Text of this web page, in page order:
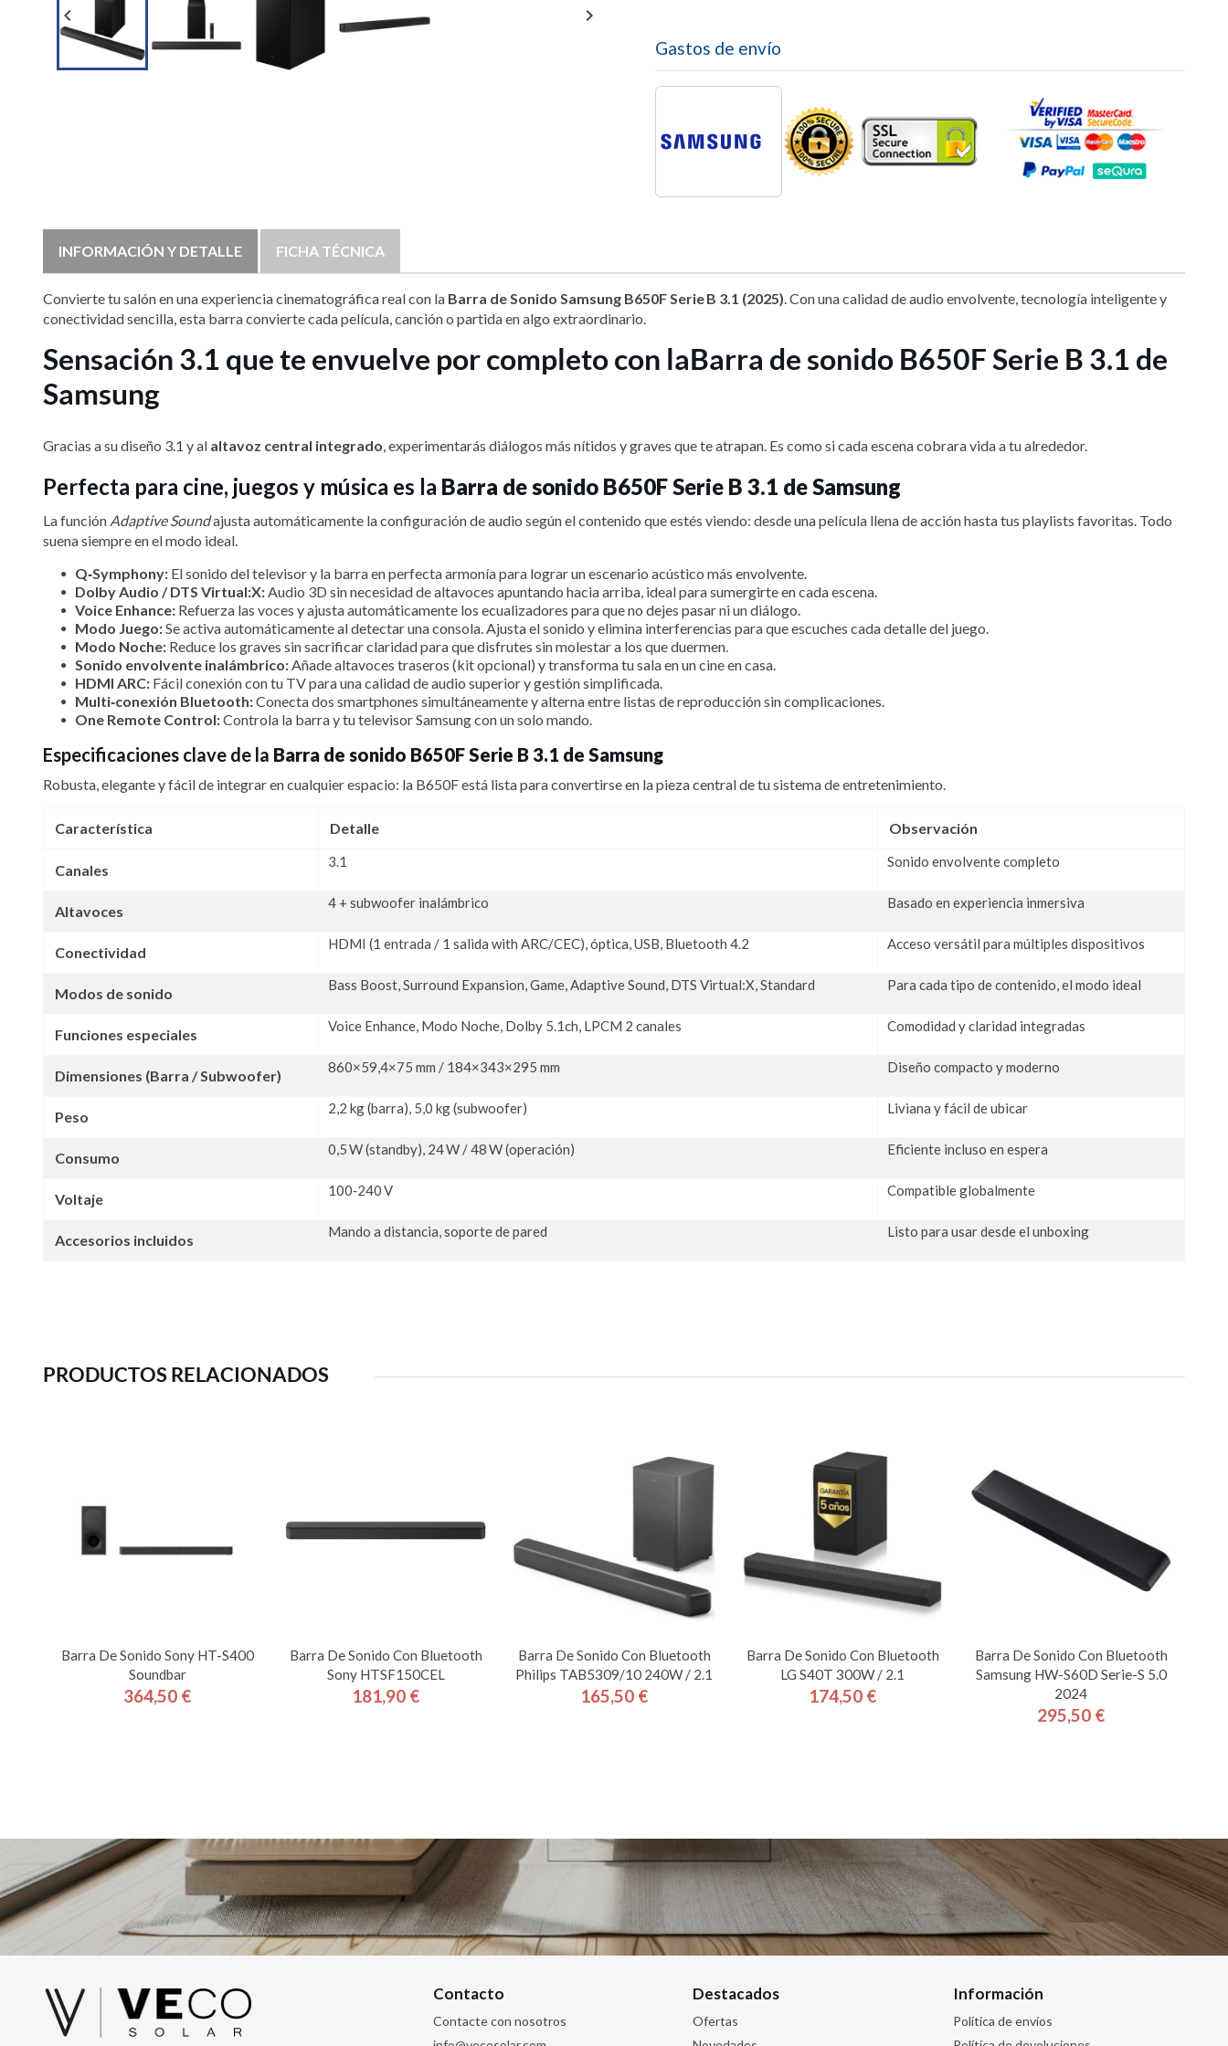
 
Gastos de envío
INFORMACIÓN Y DETALLE FICHA TÉCNICA
Convierte tu salón en una experiencia cinematográfica real con la Barra de Sonido Samsung B650F Serie B 3.1 (2025) . Con una calidad de audio envolvente, tecnología inteligente y
conectividad sencilla, esta barra convierte cada película, canción o partida en algo extraordinario.
Sensación 3.1 que te envuelve por completo con laBarra de sonido B650F Serie B 3.1 de
Samsung
Gracias a su diseño 3.1 y al altavoz central integrado, experimentarás diálogos más nítidos y graves que te atrapan. Es como si cada escena cobrara vida a tu alrededor.
Perfecta para cine, juegos y música es la Barra de sonido B650F Serie B 3.1 de Samsung
La función Adaptive Soundajusta automáticamente la configuración de audio según el contenido que estés viendo: desde una película llena de acción hasta tus playlists favoritas. Todo
suena siempre en el modo ideal.
Q‑Symphony: El sonido del televisor y la barra en perfecta armonía para lograr un escenario acústico más envolvente.
Dolby Audio / DTS Virtual:X: Audio 3D sin necesidad de altavoces apuntando hacia arriba, ideal para sumergirte en cada escena.
Voice Enhance: Refuerza las voces y ajusta automáticamente los ecualizadores para que no dejes pasar ni un diálogo.
Modo Juego:Se activa automáticamente al detectar una consola. Ajusta el sonido y elimina interferencias para que escuches cada detalle del juego.
Modo Noche: Reduce los graves sin sacrificar claridad para que disfrutes sin molestar a los que duermen.
Sonido envolvente inalámbrico: Añade altavoces traseros (kit opcional) y transforma tu sala en un cine en casa.
HDMI ARC: Fácil conexión con tu TV para una calidad de audio superior y gestión simplificada.
Multi‑conexión Bluetooth:Conecta dos smartphones simultáneamente y alterna entre listas de reproducción sin complicaciones.
One Remote Control:Controla la barra y tu televisor Samsung con un solo mando.
Especificaciones clave de la Barra de sonido B650F Serie B 3.1 de Samsung
Robusta, elegante y fácil de integrar en cualquier espacio: la B650F está lista para convertirse en la pieza central de tu sistema de entretenimiento.
Característica Detalle Observación
Canales 3.1 Sonido envolvente completo
Altavoces 4 + subwoofer inalámbrico Basado en experiencia inmersiva
Conectividad HDMI (1 entrada / 1 salida with ARC/CEC), óptica, USB, Bluetooth 4.2 Acceso versátil para múltiples dispositivos
Modos de sonido Bass Boost, Surround Expansion, Game, Adaptive Sound, DTS Virtual:X, Standard Para cada tipo de contenido, el modo ideal
Funciones especiales Voice Enhance, Modo Noche, Dolby 5.1ch, LPCM 2 canales Comodidad y claridad integradas
Dimensiones (Barra / Subwoofer) 860×59,4×75 mm / 184×343×295 mm Diseño compacto y moderno
Peso 2,2 kg (barra), 5,0 kg (subwoofer) Liviana y fácil de ubicar
Consumo 0,5 W (standby), 24 W / 48 W (operación) Eficiente incluso en espera
Voltaje 100‑240 V Compatible globalmente
Accesorios incluidos Mando a distancia, soporte de pared Listo para usar desde el unboxing
PRODUCTOS RELACIONADOS
Barra De Sonido Sony HT-S400
Soundbar
Precio
364,50 €
Barra De Sonido Con Bluetooth
Sony HTSF150CEL
Precio
181,90 €
Barra De Sonido Con Bluetooth
Philips TAB5309/10 240W / 2.1
Precio
165,50 €
Barra De Sonido Con Bluetooth
LG S40T 300W / 2.1
Precio
174,50 €
Barra De Sonido Con Bluetooth
Samsung HW-S60D Serie-S 5.0
2024
Precio
295,50 €
Contacto
Contacte con nosotros
Destacados
Ofertas
Información
Política de envíos